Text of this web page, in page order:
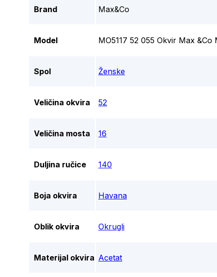
Brand Max&Co
Model MO5117 52 055 Okvir Max &Co
Spol Ženske
Veličina okvira 52
Veličina mosta 16
Duljina ručice 140
Boja okvira Havana
Oblik okvira Okrugli
Materijal okvira Acetat